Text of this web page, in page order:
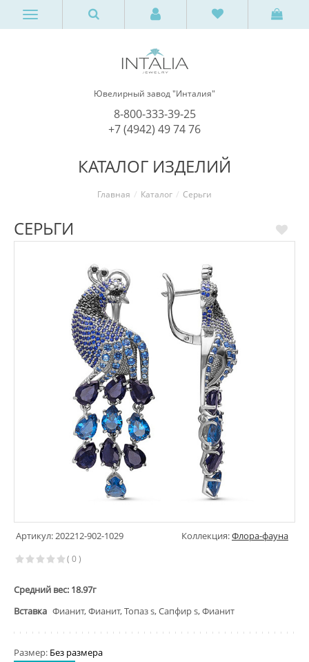
Ювелирный завод "Инталия"
8-800-333-39-25
+7 (4942) 49 74 76
КАТАЛОГ ИЗДЕЛИЙ
Главная Каталог Серьги
СЕРЬГИ
Артикул: 202212-902-1029 Коллекция:Флора-фауна
( 0 )
Средний вес: 18.97г
Вставка Фианит, Фианит, Топаз s, Сапфир s, Фианит
Размер: Без размера